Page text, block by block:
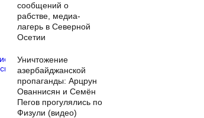
сообщений о
рабстве, медиа-
лагерь в Северной
Осетии
Уничтожение
азербайджанской
пропаганды: Арцрун
Ованнисян и Семён
Пегов прогулялись по
Физули (видео)